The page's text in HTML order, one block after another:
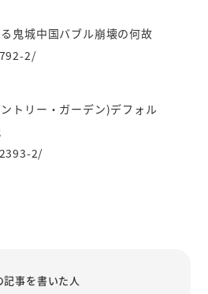
鬼城中国バブル崩壊の何故
2/
トリー・ガーデン)デフォル
2/
記事を書いた人